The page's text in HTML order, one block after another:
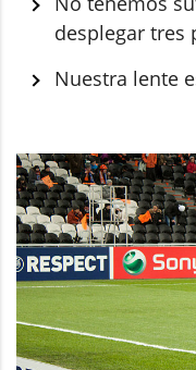
desplegar tres
Nuestra lente